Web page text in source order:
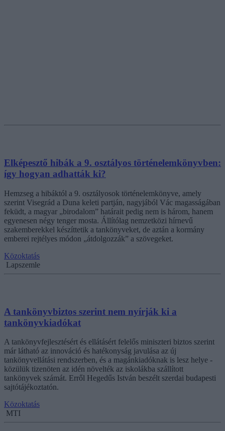
Elképesztő hibák a 9. osztályos történelemkönyvben:
így hogyan adhatták ki?
Hemzseg a hibáktól a 9. osztályosok történelemkönyve, amely
szerint Visegrád a Duna keleti partján, nagyjából Vác magasságában
feküdt, a magyar „birodalom” határait pedig nem is három, hanem
egyenesen négy tenger mosta. Állítólag nemzetközi hírnevű
szakemberekkel készíttetik a tankönyveket, de aztán a kormány
emberei rejtélyes módon „átdolgozzák” a szövegeket.
Közoktatás
Lapszemle
A tankönyvbiztos szerint nem nyírják ki a
tankönyvkiadókat
A tankönyvfejlesztésért és ellátásért felelős miniszteri biztos szerint
már látható az innováció és hatékonyság javulása az új
tankönyvellátási rendszerben, és a magánkiadóknak is lesz helye -
közülük tizenöten az idén növelték az iskolákba szállított
tankönyvek számát. Erről Hegedűs István beszélt szerdai budapesti
sajtótájékoztatón.
Közoktatás
MTI